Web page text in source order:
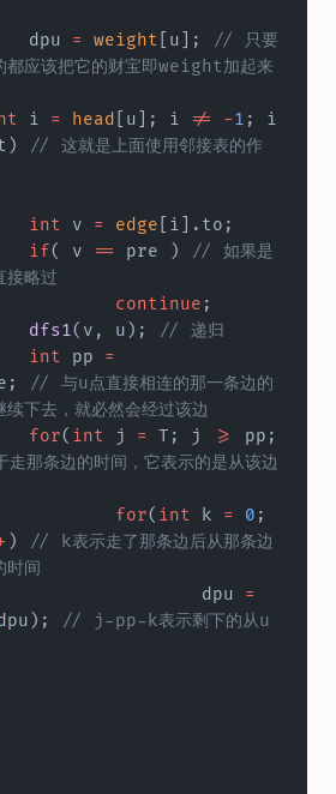
		dpu
= weight [u];
// 只要
i = head [u]; i != -1
// 这就是上面使用邻接表的作
		int
v = edge [i].to;
		if
( v == pre )
// 如果是
接略过
			continue
;
		dfs1
(v, u);
		int
pp =
// 与u点直接相连的那一条边的
续下去，就必然会经过该边
		for
( int j = T; j >=
pp;
那条边的时间，它表示的是从该边
			for
( int k = 0 ;
)
// k表示走了那条边后从那条边
时间
				dpu
=
// j-pp-k表示剩下的从u